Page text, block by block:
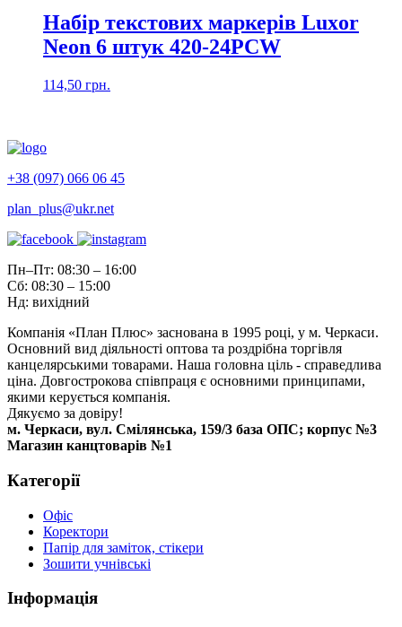
Набір текстових маркерів Luxor
Neon 6 штук 420-24PCW
114,50 грн.
+38 (097) 066 06 45
plan_plus@ukr.net
Пн–Пт: 08:30 – 16:00
Сб: 08:30 – 15:00
Нд: вихідний
Компанія «План Плюс» заснована в 1995 році, у м. Черкаси.
Основний вид діяльності оптова та роздрібна торгівля
канцелярськими товарами. Наша головна ціль - справедлива
ціна. Довгострокова співпраця є основними принципами,
якими керується компанія.
Дякуємо за довіру!
м. Черкаси, вул. Смілянська, 159/3 база ОПС; корпус №3
Магазин канцтоварів №1
Категорії
Офіс
Коректори
Папір для заміток, стікери
Зошити учнівські
Інформація